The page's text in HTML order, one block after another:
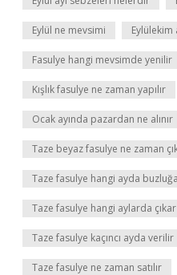
Eylül ne mevsimi
Fasulye hangi mevsimde yenilir
Kışlık fasulye ne zaman yapılır
Ocak ayında pazardan ne alınır
Taze beyaz fasulye ne zaman
Taze fasulye hangi ayda
Taze fasulye hangi aylarda çıkar
Taze fasulye kaçıncı ayda verilir
Taze fasulye ne zaman satılır